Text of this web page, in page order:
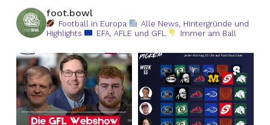
foot.bowl
Football in Europa
Alle News, Hintergründe und
Highlights
EFA, AFLE und GFL Immer am Ball